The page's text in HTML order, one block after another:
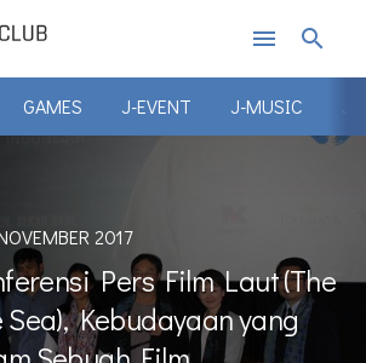
menu search
GAMES J-EVENT J-MUSIC J-
2017
Pers Film Laut (The
Kebudayaan yang